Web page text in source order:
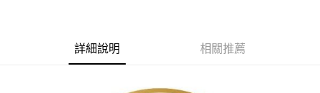
每筆NT$150，滿NT$2,000(含以上)免運費
詳細說明 相關推薦